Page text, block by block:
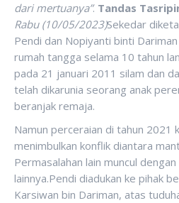
dari mertuanya”. Tandas
Rabu (10/05/2023)Sekedar
Pendi dan Nopiyanti binti
rumah tangga selama 10 tahun
pada 21 januari 2011 silam dan
telah dikarunia seorang anak
beranjak remaja.
Namun perceraian di tahun 2021
menimbulkan konflik diantara
Permasalahan lain muncul
lainnya.Pendi diadukan ke pihak
Karsiwan bin Dariman, atas